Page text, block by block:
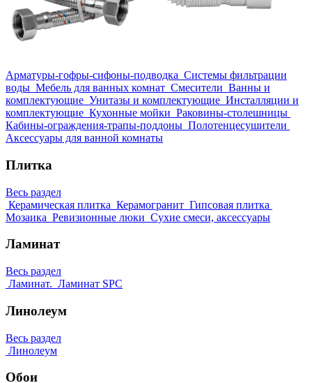
Арматуры-гофры-сифоны-подводка Системы фильтрации
воды Мебель для ванных комнат Смесители Ванны и
комплектующие Унитазы и комплектующие Инсталляции и
комплектующие Кухонные мойки Раковины-столешницы
Кабины-ограждения-трапы-поддоны Полотенцесушители
Аксессуары для ванной комнаты
Плитка
Весь раздел
Керамическая плитка Керамогранит Гипсовая плитка
Мозаика Ревизионные люки Сухие смеси, аксессуары
Ламинат
Весь раздел
Ламинат. Ламинат SPC
Линолеум
Весь раздел
Линолеум
Обои